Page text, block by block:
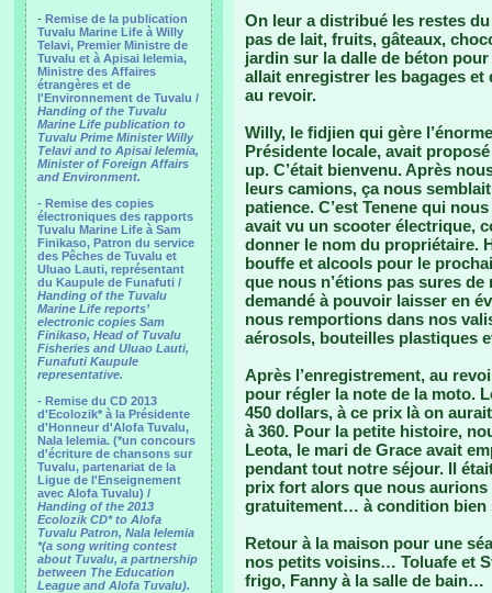
- Remise de la publication
Tuvalu Marine Life à Willy
Telavi, Premier Ministre de
Tuvalu et à Apisai Ielemia,
Ministre des Affaires
étrangères et de
l'Environnement de Tuvalu /
Handing of the Tuvalu
Marine Life publication to
Tuvalu Prime Minister Willy
Telavi and to Apisai Ielemia,
Minister of Foreign Affairs
and Environment.
- Remise des copies
électroniques des rapports
Tuvalu Marine Life à Sam
Finikaso, Patron du service
des Pêches de Tuvalu et
Uluao Lauti, représentant
du Kaupule de Funafuti /
Handing of the Tuvalu
Marine Life reports’
electronic copies Sam
Finikaso, Head of Tuvalu
Fisheries and Uluao Lauti,
Funafuti Kaupule
representative.
- Remise du CD 2013
d'Ecolozik* à la Présidente
d'Honneur d'Alofa Tuvalu,
Nala Ielemia. (*un concours
d'écriture de chansons sur
Tuvalu, partenariat de la
Ligue de l'Enseignement
avec Alofa Tuvalu) /
Handing of the 2013
Ecolozik CD* to Alofa
Tuvalu Patron, Nala Ielemia
*(a song writing contest
about Tuvalu, a partnership
between The Education
League and Alofa Tuvalu).
On leur a distribué les restes
pas de lait, fruits, gâteaux,
jardin sur la dalle de béton
allait enregistrer les bagages et
au revoir.
Willy, le fidjien qui gère
Présidente locale, avait
up. C’était bienvenu. Après
leurs camions, ça nous
patience. C’est Tenene qui
avait vu un scooter électrique,
donner le nom du propriétaire.
bouffe et alcools pour le
que nous n’étions pas sures
demandé à pouvoir laisser en
nous remportions dans nos
aérosols, bouteilles plastiques
Après l’enregistrement, au
pour régler la note de la moto.
450 dollars, à ce prix là on
à 360. Pour la petite histoire,
Leota, le mari de Grace avait
pendant tout notre séjour. Il
prix fort alors que nous
gratuitement… à condition bien
Retour à la maison pour une
nos petits voisins… Toluafe et
frigo, Fanny à la salle de bain…